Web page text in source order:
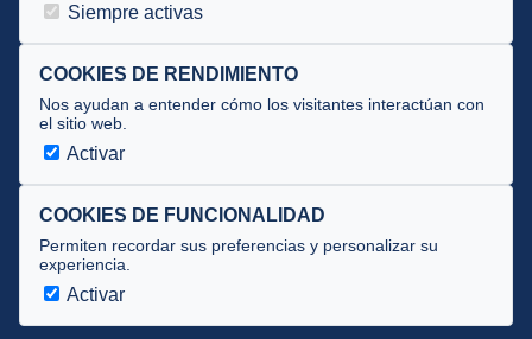
Documentos
Cursos
Circulares oficiales
Convocatorias y Equipaciones
Av. José Atarés 101, semisótano. 50018 Zaragoza
Siempre activas
COOKIES DE RENDIMIENTO
Nos ayudan a entender cómo los visitantes interactúan con
el sitio web.
Activar
COOKIES DE FUNCIONALIDAD
Permiten recordar sus preferencias y personalizar su
experiencia.
Activar